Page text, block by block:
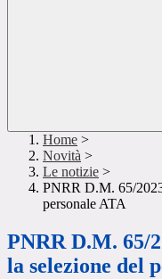
Home >
Novità >
Le notizie >
PNRR D.M. 65/
personale ATA
PNRR D.M. 65/
la selezione del